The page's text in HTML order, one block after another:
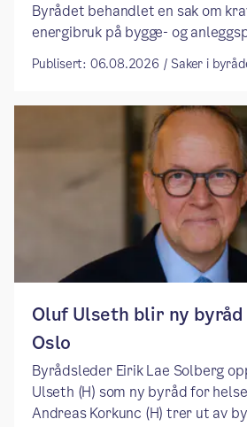
Byrådet behandlet en sak om
energibruk på bygge- og
Publisert: 06.08.2026 / Saker i
​​Oluf Ulseth blir ny
Oslo ​
​​Byrådsleder Eirik Lae Solberg
Ulseth (H) som ny byråd for
Andreas Korkunc (H) trer ut av